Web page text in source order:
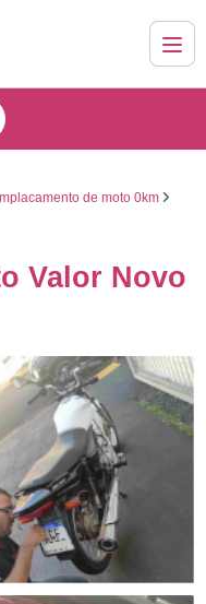
de moto 0km
Valor Novo